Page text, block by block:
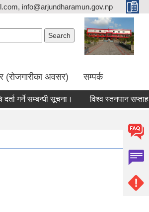
info@arjundharamun.gov.np
(रोजगारीका अवसर) सम्पर्क
सम्बन्धी सूचना। विश्व स्तनपान सप्ताह